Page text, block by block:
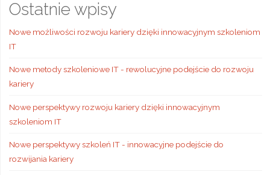
na
rynku
Ostatnie wpisy
Nowe możliwości rozwoju kariery dzięki innowacyjnym szkoleniom
IT
Nowe metody szkoleniowe IT - rewolucyjne podejście do rozwoju
kariery
Nowe perspektywy rozwoju kariery dzięki innowacyjnym
szkoleniom IT
Nowe perspektywy szkoleń IT - innowacyjne podejście do
rozwijania kariery